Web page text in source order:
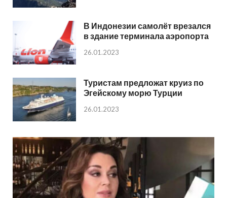
В Индонезии самолёт врезался
в здание терминала аэропорта
26.01.2023
Туристам предложат круиз по
Эгейскому морю Турции
26.01.2023